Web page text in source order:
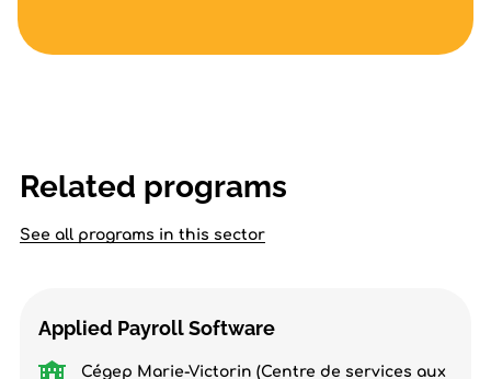
Related programs
See all programs in this sector
Applied Payroll Software
Cégep Marie-Victorin (Centre de services aux